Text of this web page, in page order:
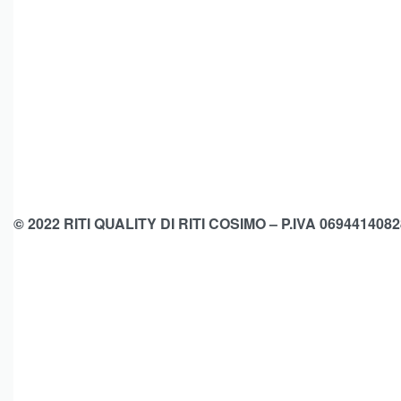
© 2022 RITI QUALITY DI RITI COSIMO – P.IVA